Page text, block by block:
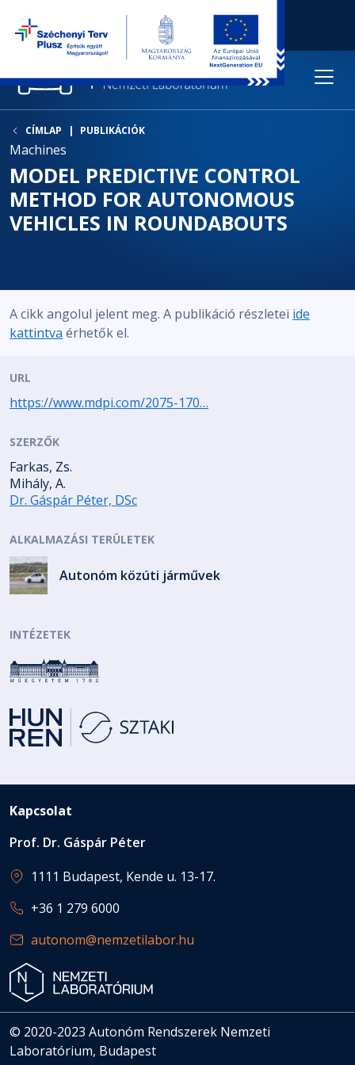
CÍMLAP PUBLIKÁCIÓK
Machines
MODEL PREDICTIVE CONTROL
METHOD FOR AUTONOMOUS
VEHICLES IN ROUNDABOUTS
A cikk angolul jelent meg. A publikáció részletei ide
kattintva érhetők el.
URL
https://www.mdpi.com/2075-170…
SZERZŐK
Farkas, Zs.
Mihály, A.
Dr. Gáspár Péter, DSc
ALKALMAZÁSI TERÜLETEK
Autonóm közúti járművek
INTÉZETEK
Kapcsolat
Prof. Dr. Gáspár Péter
1111 Budapest, Kende u. 13-17.
+36 1 279 6000
autonom@nemzetilabor.hu
© 2020-2023 Autonóm Rendszerek Nemzeti
Laboratórium, Budapest